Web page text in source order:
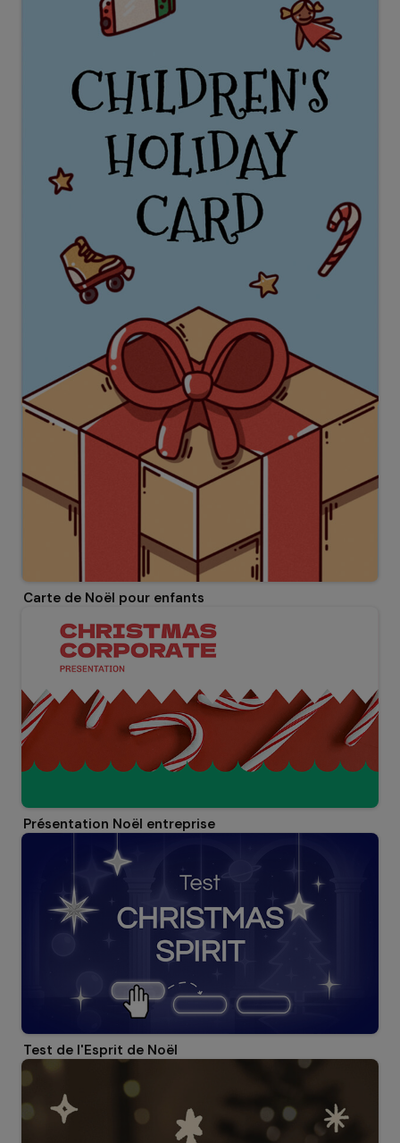
Carte de Noël pour enfants
Présentation Noël entreprise
Test de l'Esprit de Noël